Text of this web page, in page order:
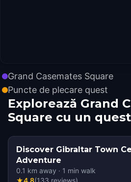
Grand Casemates Square
Puncte de plecare quest
Explorează Grand
Square cu un
Discover Gibraltar Town
Adventure
0.1 km away · 1 min walk
★4.8(133 reviews)